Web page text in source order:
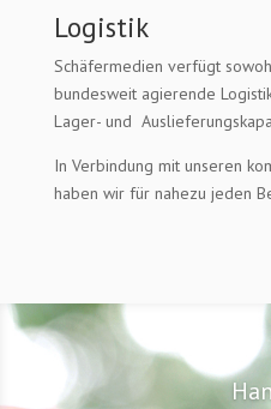
Logistik
Schäfermedien verfügt
bundesweit agierende
Lager- und
In Verbindung mit unseren
haben wir für nahezu jeden